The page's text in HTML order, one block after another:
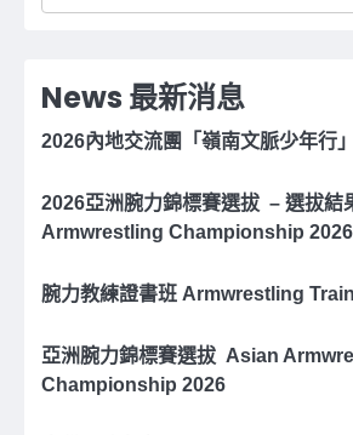
News 最新消息
2026內地交流團「嶺南文脈少年行」
2026亞洲腕⼒錦標賽選拔 – 選拔結
Armwrestling Championship
腕力教練證書班 Armwrestling
亞洲腕⼒錦標賽選拔 Asian
Championship 2026